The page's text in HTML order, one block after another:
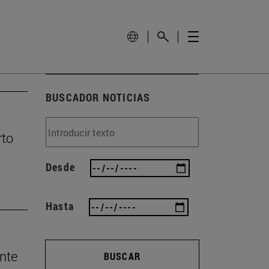
BUSCADOR NOTICIAS
Desde
Hasta
BUSCAR